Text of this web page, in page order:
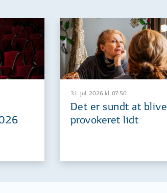
31. jul. 2026 kl. 07:50
Det er sundt at blive
provokeret lidt